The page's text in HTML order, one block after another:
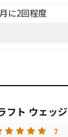
に2回程度
フト ウェッジ
7